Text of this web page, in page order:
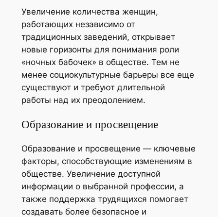
Увеличение количества женщин,
работающих независимо от
традиционных заведений, открывает
новые горизонты для понимания роли
«ночных бабочек» в обществе. Тем не
менее социокультурные барьеры все еще
существуют и требуют длительной
работы над их преодолением.
Образование и просвещение
Образование и просвещение — ключевые
факторы, способствующие изменениям в
обществе. Увеличение доступной
информации о выбранной профессии, а
также поддержка трудящихся помогает
создавать более безопасное и